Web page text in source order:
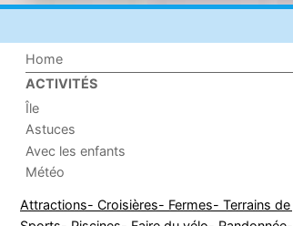
Home
ACTIVITÉS
Île
Astuces
Avec les enfants
Météo
Attractions- Croisières- Fermes- Terrains de